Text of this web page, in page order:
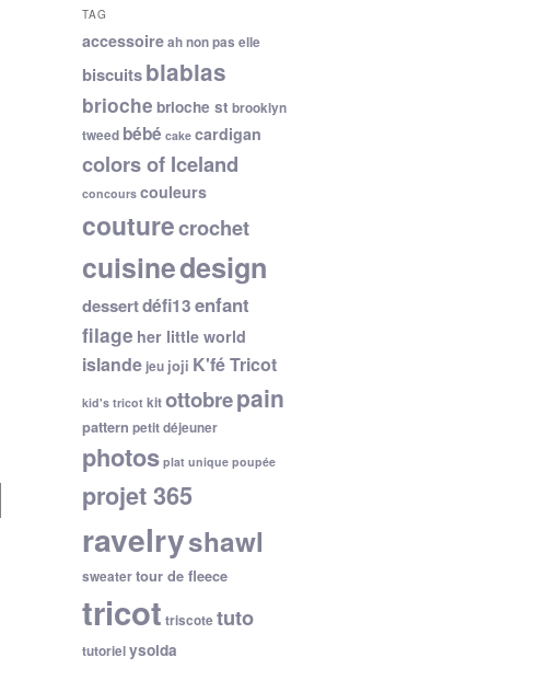
TAG
accessoireah non pas elle
biscuitsblablas
brioche brioche st brooklyn
tweed bébé cake cardigan
colors of Iceland
concours couleurs
couturecrochet
cuisinedesign
dessertdéfi13enfant
filage her little world
islande jeu joji K'fé Tricot
kid's tricot kitottobrepain
pattern petit déjeuner
photos plat unique poupée
projet 365
ravelryshawl
sweatertour de fleece
tricot triscote tuto
tutorielysolda